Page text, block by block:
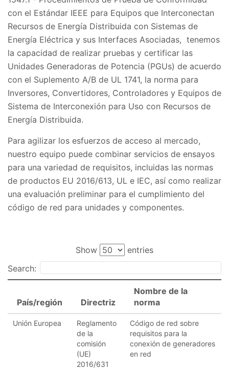
con el Estándar IEEE para Equipos que Interconectan
Recursos de Energía Distribuida con Sistemas de
Energía Eléctrica y sus Interfaces Asociadas, tenemos
la capacidad de realizar pruebas y certificar las
Unidades Generadoras de Potencia (PGUs) de acuerdo
con el Suplemento A/B de UL 1741, la norma para
Inversores, Convertidores, Controladores y Equipos de
Sistema de Interconexión para Uso con Recursos de
Energía Distribuida.
Para agilizar los esfuerzos de acceso al mercado,
nuestro equipo puede combinar servicios de ensayos
para una variedad de requisitos, incluidas las normas
de productos EU 2016/613, UL e IEC, así como realizar
una evaluación preliminar para el cumplimiento del
código de red para unidades y componentes.
Show
entries
Search:
País/región Directriz
Nombre de la
norma
Unión Europea
Reglamento
de la
comisión
(UE)
2016/631
Código de red sobre
requisitos para la
conexión de generadores
en red